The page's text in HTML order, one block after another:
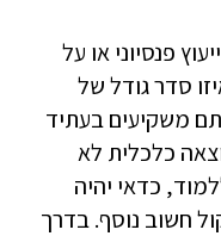
פנסיוני או על
סדר גודל של
משקיעים בעתיד
כלכלית לא
כדאי יהיה
חשוב נוסף. בדרך